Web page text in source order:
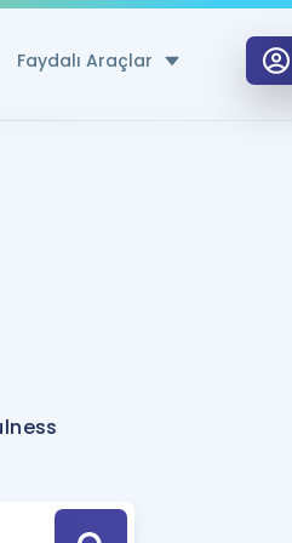
Faydalı Araçlar
Hesaplama Aracı
için Öneriler
Tek Takvimde
Hoca ile seni sınava